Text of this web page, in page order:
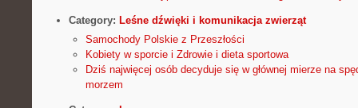
Category: Leśne dźwięki i komunikacja zwierząt
Samochody Polskie z Przeszłości
Kobiety w sporcie i Zdrowie i dieta sportowa
Dziś najwięcej osób decyduje się w głównej mierze na
morzem